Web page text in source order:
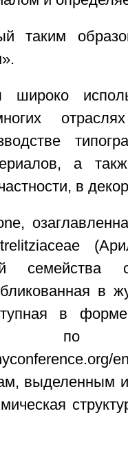
таким
широко
а
в
семейства
в
в
по
выделенным